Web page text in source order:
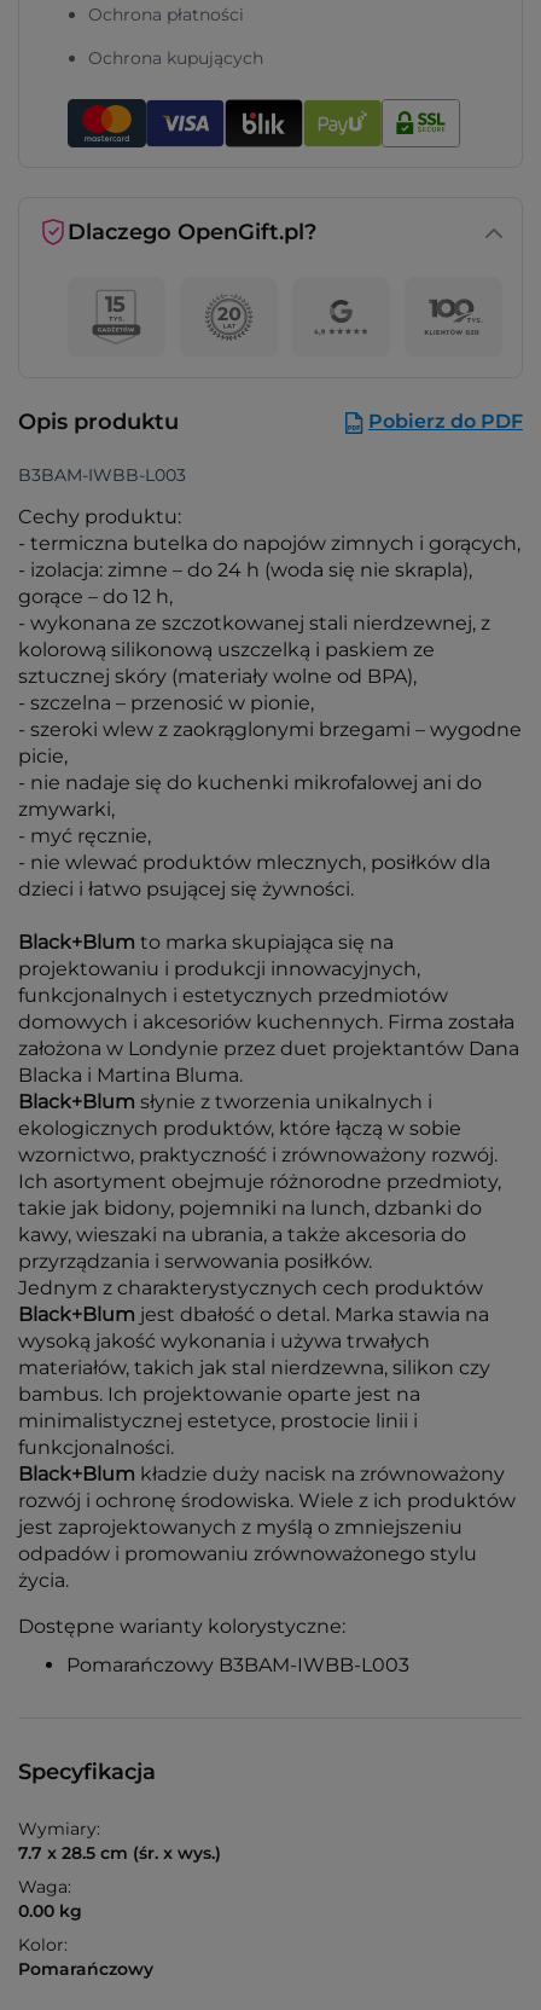
Ochrona płatności
Ochrona kupujących
Dlaczego OpenGift.pl?
Opis produktu Pobierz do PDF
B3BAM-IWBB-L003
Cechy produktu:
- termiczna butelka do napojów zimnych i gorących,
- izolacja: zimne – do 24 h (woda się nie skrapla),
gorące – do 12 h,
- wykonana ze szczotkowanej stali nierdzewnej, z
kolorową silikonową uszczelką i paskiem ze
sztucznej skóry (materiały wolne od BPA),
- szczelna – przenosić w pionie,
- szeroki wlew z zaokrąglonymi brzegami – wygodne
picie,
- nie nadaje się do kuchenki mikrofalowej ani do
zmywarki,
- myć ręcznie,
- nie wlewać produktów mlecznych, posiłków dla
dzieci i łatwo psującej się żywności.
Black+Blum to marka skupiająca się na
projektowaniu i produkcji innowacyjnych,
funkcjonalnych i estetycznych przedmiotów
domowych i akcesoriów kuchennych. Firma została
założona w Londynie przez duet projektantów Dana
Blacka i Martina Bluma.
Black+Blum słynie z tworzenia unikalnych i
ekologicznych produktów, które łączą w sobie
wzornictwo, praktyczność i zrównoważony rozwój.
Ich asortyment obejmuje różnorodne przedmioty,
takie jak bidony, pojemniki na lunch, dzbanki do
kawy, wieszaki na ubrania, a także akcesoria do
przyrządzania i serwowania posiłków.
Jednym z charakterystycznych cech produktów
Black+Blum jest dbałość o detal. Marka stawia na
wysoką jakość wykonania i używa trwałych
materiałów, takich jak stal nierdzewna, silikon czy
bambus. Ich projektowanie oparte jest na
minimalistycznej estetyce, prostocie linii i
funkcjonalności.
Black+Blum kładzie duży nacisk na zrównoważony
rozwój i ochronę środowiska. Wiele z ich produktów
jest zaprojektowanych z myślą o zmniejszeniu
odpadów i promowaniu zrównoważonego stylu
życia.
Dostępne warianty kolorystyczne:
Pomarańczowy B3BAM-IWBB-L003
Specyfikacja
Wymiary:
7.7 x 28.5 cm (śr. x wys.)
Waga:
0.00 kg
Kolor:
Pomarańczowy